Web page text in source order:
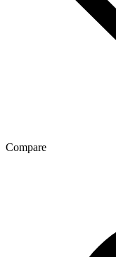
Compare